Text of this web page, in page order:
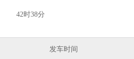
42时38分
发车时间